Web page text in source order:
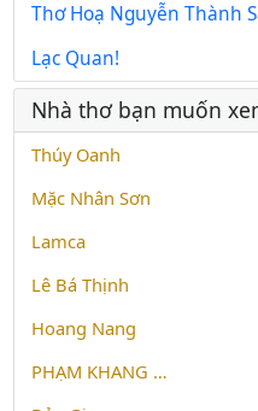
Thơ Hoạ Nguyễn Thành
Lạc Quan!
Nhà thơ bạn muốn
Thúy Oanh
Mặc Nhân Sơn
Lamca
Lê Bá Thịnh
Hoang Nang
PHẠM KHANG …